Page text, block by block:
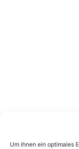
Um ihnen ein optimales